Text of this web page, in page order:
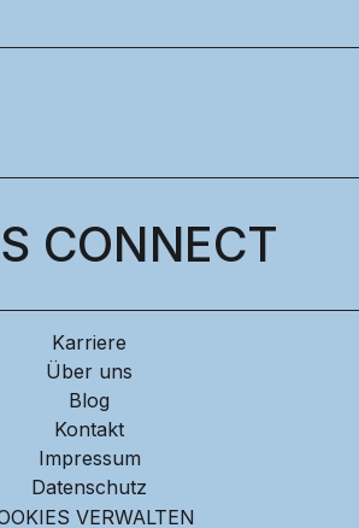
CONNECT
Karriere
Über uns
Blog
Kontakt
Impressum
Datenschutz
VERWALTEN